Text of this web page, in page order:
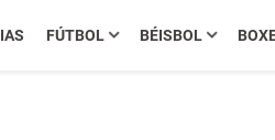
FÚTBOL BÉISBOL